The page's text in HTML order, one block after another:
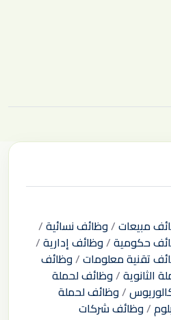
مبيعات/وظائف نسائية/
حكومية/وظائف إدارية/
تقنية معلومات/وظائف
الثانوية/وظائف لحملة
/وظائف لحملة
/وظائف شركات